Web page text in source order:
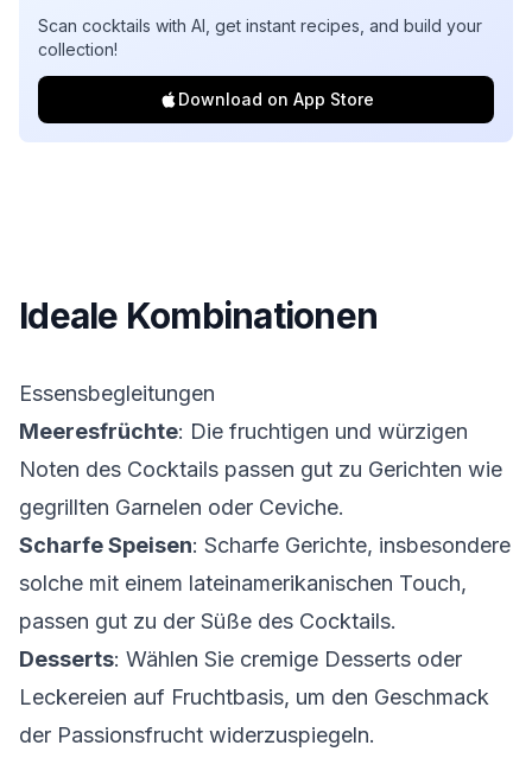
Scan cocktails with AI, get instant recipes, and build your
collection!
Download on App Store
Ideale Kombinationen
Essensbegleitungen
Meeresfrüchte: Die fruchtigen und würzigen
Noten des Cocktails passen gut zu Gerichten wie
gegrillten Garnelen oder Ceviche.
Scharfe Speisen: Scharfe Gerichte, insbesondere
solche mit einem lateinamerikanischen Touch,
passen gut zu der Süße des Cocktails.
Desserts: Wählen Sie cremige Desserts oder
Leckereien auf Fruchtbasis, um den Geschmack
der Passionsfrucht widerzuspiegeln.